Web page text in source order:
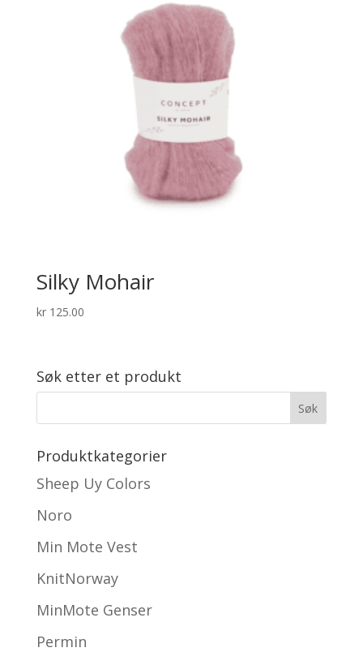
Silky Mohair
kr125.00
Søk etter et produkt
Produktkategorier
Sheep Uy Colors
Noro
Min Mote Vest
KnitNorway
MinMote Genser
Permin